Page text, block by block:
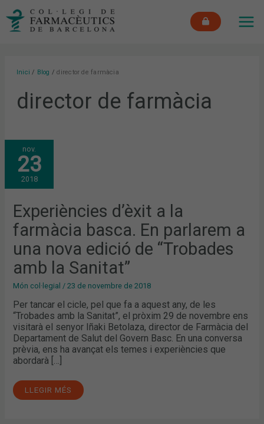
Inici Blog director de farmàcia
director de farmàcia
nov.
23
2018
Experiències d’èxit a la
farmàcia basca. En parlarem a
una nova edició de “Trobades
amb la Sanitat”
Món col·legial /23 de novembre de 2018
Per tancar el cicle, pel que fa a aquest any, de les
“Trobades amb la Sanitat”, el pròxim 29 de novembre ens
visitarà el senyor Iñaki Betolaza, director de Farmàcia del
Departament de Salut del Govern Basc. En una conversa
prèvia, ens ha avançat els temes i experiències que
abordarà […]
EXPERIÈNCIES
D’ÈXIT
A
LA
FARMÀCIA
BASCA.
EN
UNA
NOVA
EDICIÓ
DE
AMB
LA
SANITAT”
LLEGIR MÉS